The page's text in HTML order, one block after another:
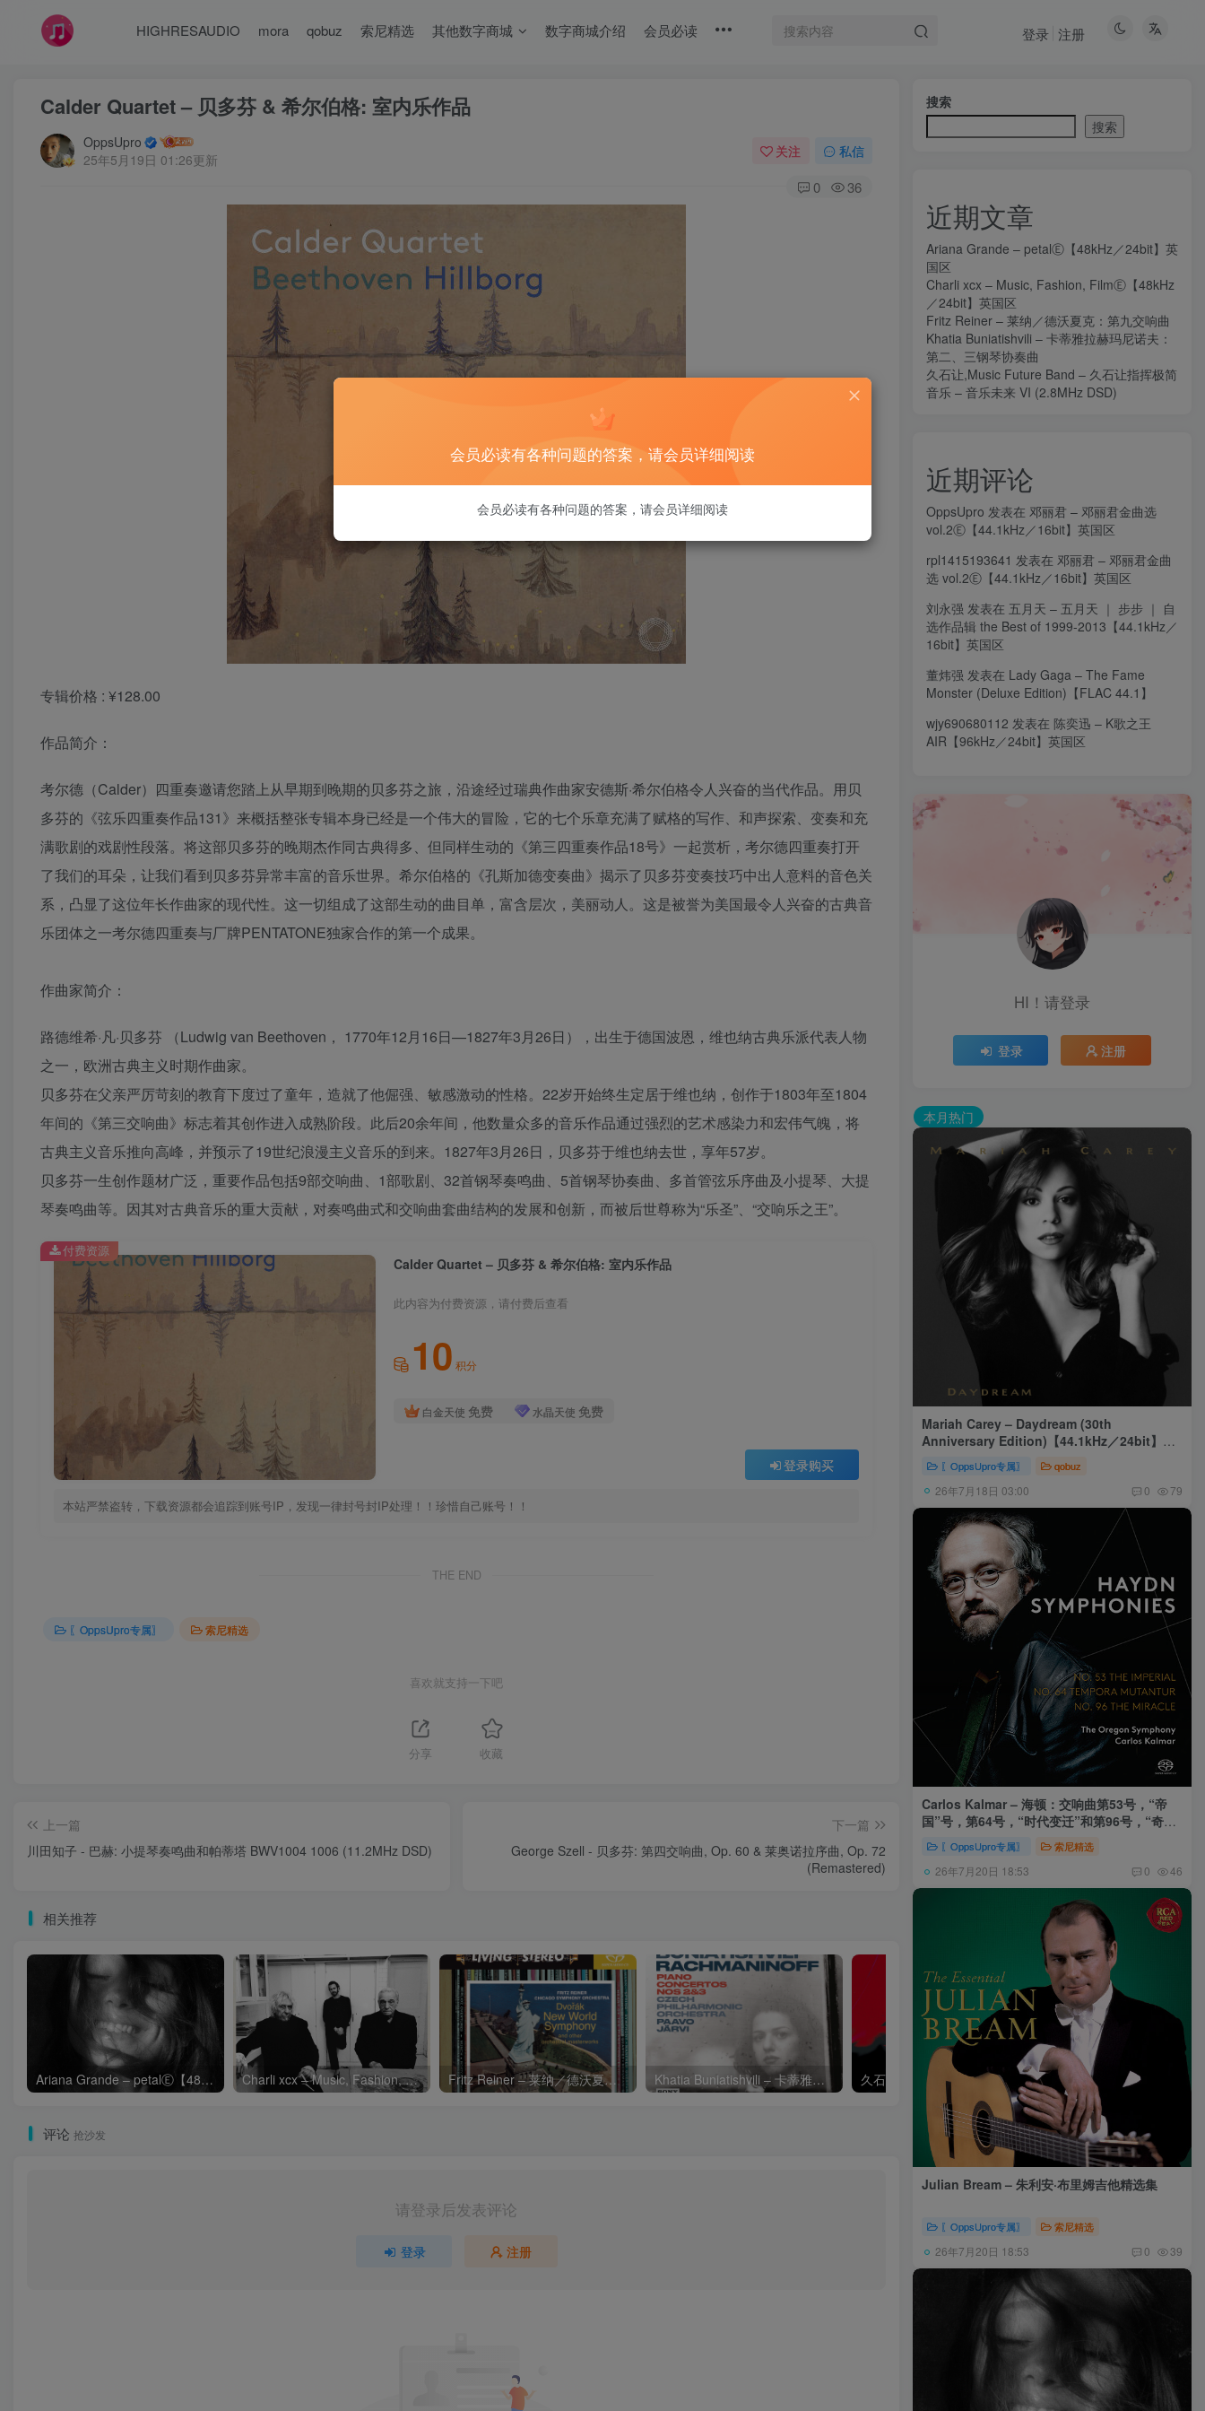
HIGHRESAUDIO mora qobuz 索尼精选 其他数字商城 数字商城介绍 会员必读 登录 注册
Calder Quartet – 贝多芬 & 希尔伯格: 室内乐作品
OppsUpro
25年5月19日 01:26更新
关注 私信
0 36
专辑价格 : ¥128.00
作品简介：
考尔德（Calder）四重奏邀请您踏上从早期到晚期的贝多芬之旅，沿途经过瑞典作曲家安德斯·希尔伯格令人兴奋的当代作品。用贝
多芬的《弦乐四重奏作品131》来概括整张专辑本身已经是一个伟大的冒险，它的七个乐章充满了赋格的写作、和声探索、变奏和充
满歌剧的戏剧性段落。将这部贝多芬的晚期杰作同古典得多、但同样生动的《第三四重奏作品18号》一起赏析，考尔德四重奏打开
了我们的耳朵，让我们看到贝多芬异常丰富的音乐世界。希尔伯格的《孔斯加德变奏曲》揭示了贝多芬变奏技巧中出人意料的音色关
系，凸显了这位年长作曲家的现代性。这一切组成了这部生动的曲目单，富含层次，美丽动人。这是被誉为美国最令人兴奋的古典音
乐团体之一考尔德四重奏与厂牌PENTATONE独家合作的第一个成果。
作曲家简介：
路德维希·凡·贝多芬 （Ludwig van Beethoven， 1770年12月16日—1827年3月26日），出生于德国波恩，维也纳古典乐派代表人物
之一，欧洲古典主义时期作曲家。
贝多芬在父亲严厉苛刻的教育下度过了童年，造就了他倔强、敏感激动的性格。22岁开始终生定居于维也纳，创作于1803年至1804
年间的《第三交响曲》标志着其创作进入成熟阶段。此后20余年间，他数量众多的音乐作品通过强烈的艺术感染力和宏伟气魄，将
古典主义音乐推向高峰，并预示了19世纪浪漫主义音乐的到来。1827年3月26日，贝多芬于维也纳去世，享年57岁。
贝多芬一生创作题材广泛，重要作品包括9部交响曲、1部歌剧、32首钢琴奏鸣曲、5首钢琴协奏曲、多首管弦乐序曲及小提琴、大提
琴奏鸣曲等。因其对古典音乐的重大贡献，对奏鸣曲式和交响曲套曲结构的发展和创新，而被后世尊称为“乐圣”、“交响乐之王”。
Calder Quartet – 贝多芬 & 希尔伯格: 室内乐作品
此内容为付费资源，请付费后查看
10 积分
白金天使 免费 水晶天使 免费
登录购买
本站严禁盗转，下载资源都会追踪到账号IP，发现一律封号封IP处理！！珍惜自己账号！！
付费资源
THE END
〖OppsUpro专属〗 索尼精选
喜欢就支持一下吧
分享 收藏
上一篇
川田知子 - 巴赫: 小提琴奏鸣曲和帕蒂塔 BWV1004 1006 (11.2MHz DSD)
下一篇
George Szell - 贝多芬: 第四交响曲, Op. 60 & 莱奥诺拉序曲, Op. 72
(Remastered)
相关推荐
Ariana Grande – petalⒺ【48kHz／24bit】英国区 Charli xcx – Music, Fashion, FilmⒺ【48kHz／24bit】英国区 Fritz Reiner – 莱纳／德沃夏克：第九交响曲 Khatia Buniatishvili – 卡蒂雅拉赫玛尼诺夫：第二、三钢琴协奏曲 久石让,Music Future Band – 久石让指挥极简音乐 – 音乐未来 VI (2.8MHz DSD)
评论 抢沙发
请登录后发表评论
登录 注册
搜索
搜索
近期文章
Ariana Grande – petalⒺ【48kHz／24bit】英
国区
Charli xcx – Music, Fashion, FilmⒺ【48kHz
／24bit】英国区
Fritz Reiner – 莱纳／德沃夏克：第九交响曲
Khatia Buniatishvili – 卡蒂雅拉赫玛尼诺夫：
第二、三钢琴协奏曲
久石让,Music Future Band – 久石让指挥极简
音乐 – 音乐未来 VI (2.8MHz DSD)
近期评论
OppsUpro 发表在 邓丽君 – 邓丽君金曲选
vol.2Ⓔ【44.1kHz／16bit】英国区
rpl1415193641 发表在 邓丽君 – 邓丽君金曲
选 vol.2Ⓔ【44.1kHz／16bit】英国区
刘永强 发表在 五月天 – 五月天 ｜ 步步 ｜ 自
选作品辑 the Best of 1999-2013【44.1kHz／
16bit】英国区
董炜强 发表在 Lady Gaga – The Fame
Monster (Deluxe Edition)【FLAC 44.1】
wjy690680112 发表在 陈奕迅 – K歌之王
AIR【96kHz／24bit】英国区
HI！请登录
登录 注册
本月热门
Mariah Carey – Daydream (30th
Anniversary Edition)【44.1kHz／24bit】美
〖OppsUpro专属〗 qobuz
26年7月18日 03:00 0 79
Carlos Kalmar – 海顿：交响曲第53号，“帝
国”号，第64号，“时代变迁”和第96号，“奇迹”
号 (俄勒冈交响乐团，卡尔玛)
〖OppsUpro专属〗 索尼精选
26年7月20日 18:53 0 46
Julian Bream – 朱利安·布里姆吉他精选集
〖OppsUpro专属〗 索尼精选
26年7月20日 18:53 0 39
会员必读有各种问题的答案，请会员详细阅读
会员必读有各种问题的答案，请会员详细阅读